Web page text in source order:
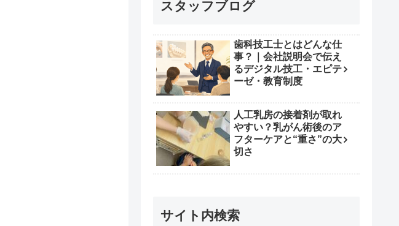
スタッフブログ
歯科技工士とはどんな仕
事？｜会社説明会で伝え
るデジタル技工・エピテ
ーゼ・教育制度
人工乳房の接着剤が取れ
やすい？乳がん術後のア
フターケアと“重さ”の大
切さ
サイト内検索